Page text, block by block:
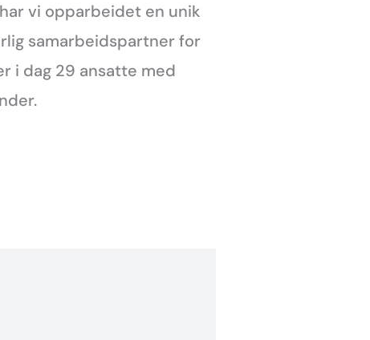
vi opparbeidet en unik
samarbeidspartner for
i dag 29 ansatte med